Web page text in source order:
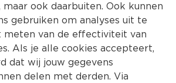
ook daarbuiten. Ook kunnen
gebruiken om analyses uit te
meten van de effectiviteit van
Als je alle cookies accepteert,
dat wij jouw gegevens
delen met derden. Via